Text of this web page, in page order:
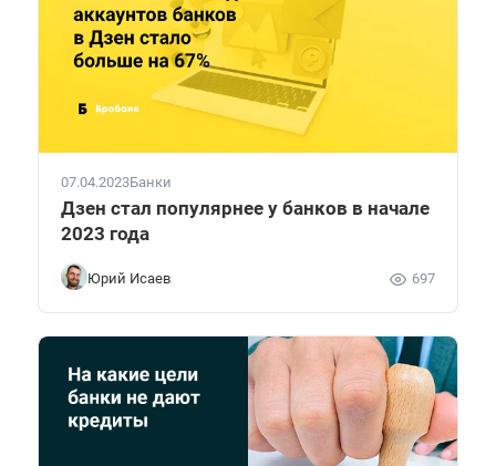
07.04.2023Банки
Дзен стал популярнее у банков в начале
2023 года
Юрий Исаев 697